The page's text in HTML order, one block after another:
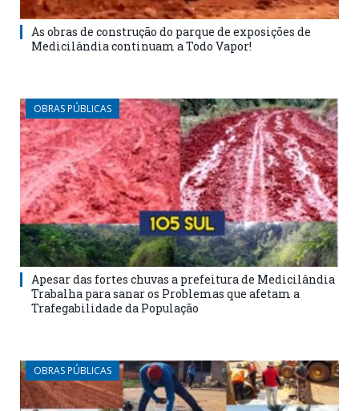
As obras de construção do parque de exposições de
Medicilândia continuam a Todo Vapor!
OBRAS PÚBLICAS
Apesar das fortes chuvas a prefeitura de Medicilândia
Trabalha para sanar os Problemas que afetam a
Trafegabilidade da População
OBRAS PÚBLICAS